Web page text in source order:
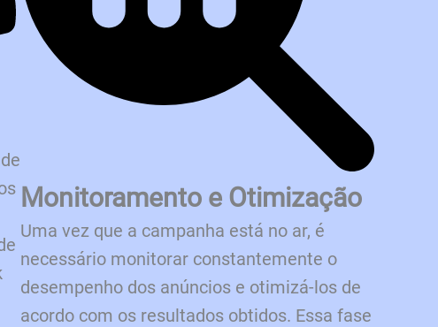
Monitoramento e Otimização
Uma vez que a campanha está no ar, é
necessário monitorar constantemente o
desempenho dos anúncios e otimizá-los de
acordo com os resultados obtidos. Essa fase